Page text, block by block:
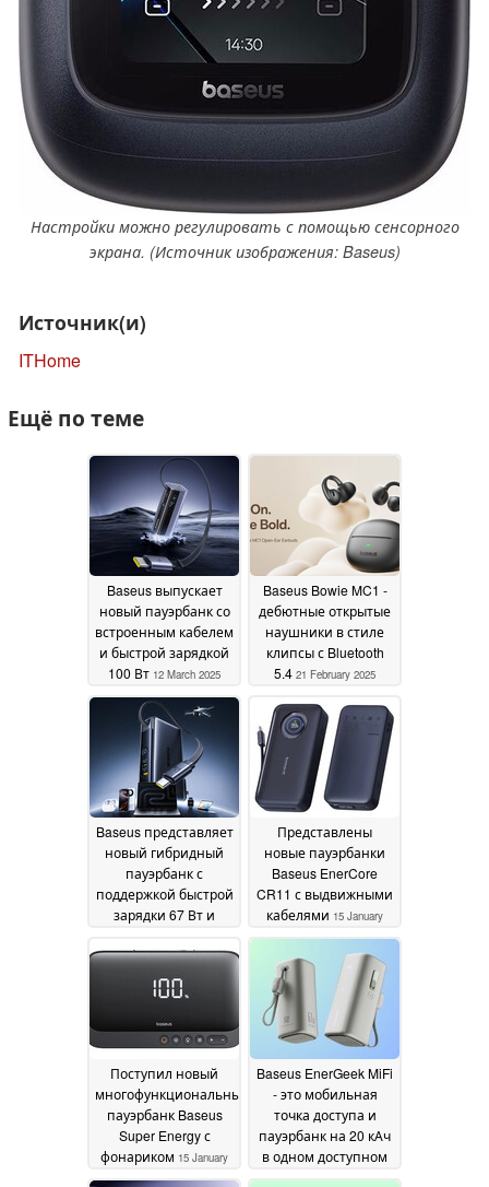
Настройки можно регулировать с помощью сенсорного
экрана. (Источник изображения: Baseus)
Источник(и)
ITHome
Ещё по теме
Baseus выпускает
новый пауэрбанк со
встроенным кабелем
и быстрой зарядкой
100 Вт 12 March 2025
Baseus Bowie MC1 -
дебютные открытые
наушники в стиле
клипсы с Bluetooth
5.4 21 February 2025
Baseus представляет
новый гибридный
пауэрбанк с
поддержкой быстрой
зарядки 67 Вт и
15 January 2025
Представлены
новые пауэрбанки
Baseus EnerCore
CR11 с выдвижными
кабелями 15 January
2025
Поступил новый
многофункциональный
пауэрбанк Baseus
Super Energy с
фонариком 15 January
2025
Baseus EnerGeek MiFi
- это мобильная
точка доступа и
пауэрбанк на 20 кАч
в одном доступном
устройстве11 January